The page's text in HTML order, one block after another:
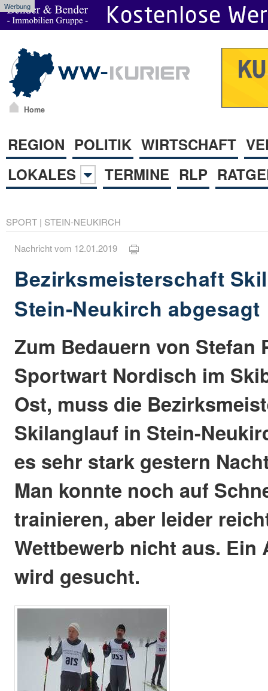
Werbung
Home
REGION POLITIK WIRTSCHAFT
LOKALES
TERMINE RLP
SPORT | STEIN-NEUKIRCH
Nachricht vom 12.01.2019
Bezirksmeisterschaft
Stein-Neukirch abgesagt
Zum Bedauern von Stefan
Sportwart Nordisch im
Ost, muss die
Skilanglauf in Stein-
es sehr stark gestern
Man konnte noch auf
trainieren, aber leider
Wettbewerb nicht aus. Ein
wird gesucht.